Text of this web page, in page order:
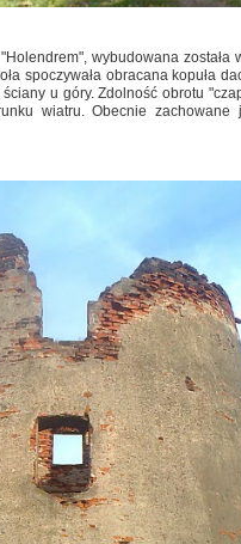
wybudowana została
spoczywała obracana kopuła
u góry. Zdolność obrotu
wiatru. Obecnie